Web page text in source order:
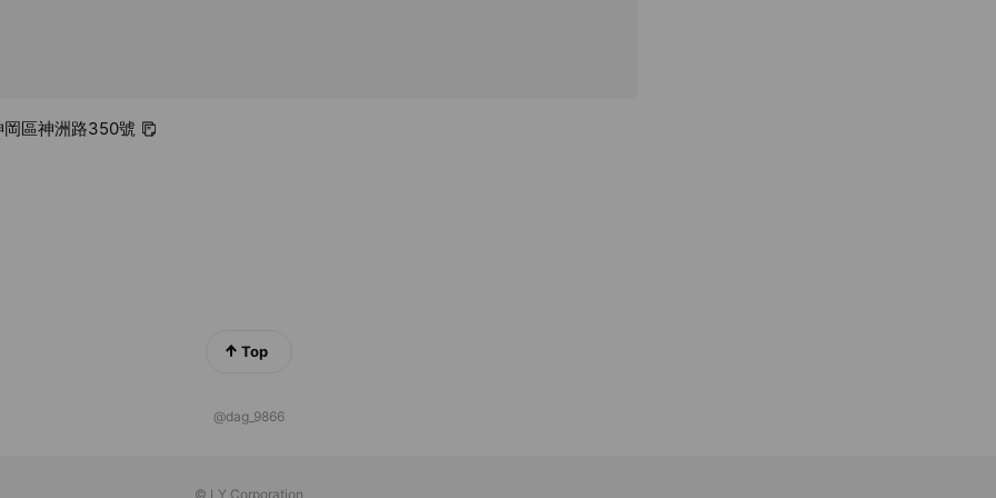
區神洲路350號
Top
@dag_9866
© LY Corporation